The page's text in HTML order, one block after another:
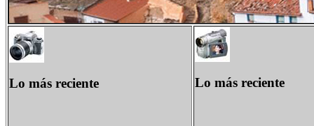
Lo más reciente Lo más reciente